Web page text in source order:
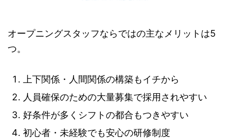
オープニングスタッフならではの主なメリットは5
つ。
上下関係・人間関係の構築もイチから
人員確保のための大量募集で採用されやすい
好条件が多くシフトの都合もつきやすい
初心者・未経験でも安心の研修制度